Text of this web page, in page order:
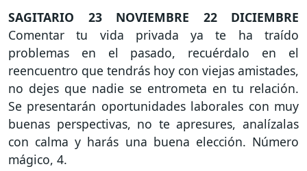
SAGITARIO
23 NOVIEMBRE 22 DICIEMBRE
Comentar tu vida privada ya te ha traído
problemas en el pasado, recuérdalo en el
reencuentro que tendrás hoy con viejas amistades,
no dejes que nadie se entrometa en tu relación.
Se presentarán oportunidades laborales con muy
buenas perspectivas, no te apresures, analízalas
con calma y harás una buena elección. Número
mágico, 4.